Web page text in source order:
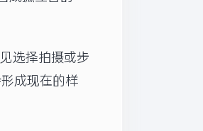
选择拍摄或步
成现在的样